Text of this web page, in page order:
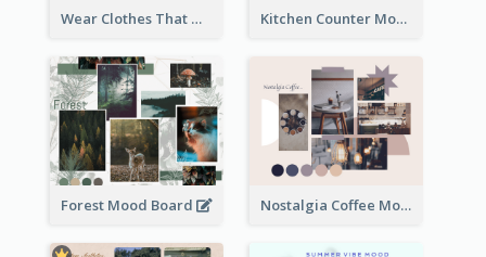
Wear Clothes That Matter Mood Board Kitchen Counter Mood Board
Forest Mood Board Nostalgia Coffee Mood Board